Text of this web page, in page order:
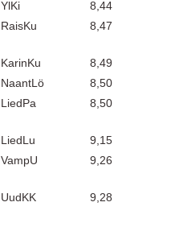
YlKi
8,44
RaisKu 8,47
KarinKu
8,49
NaantLö
8,50
LiedPa 8,50
LiedLu
9,15
VampU 9,26
UudKK 9,28